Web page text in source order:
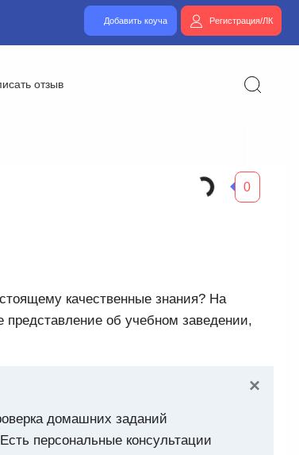
Добавить коуча Регистрация/ЛК
отзыв
0
качественные знания? На
представление об учебном заведении,
×
домашних заданий
Есть персональные консультации